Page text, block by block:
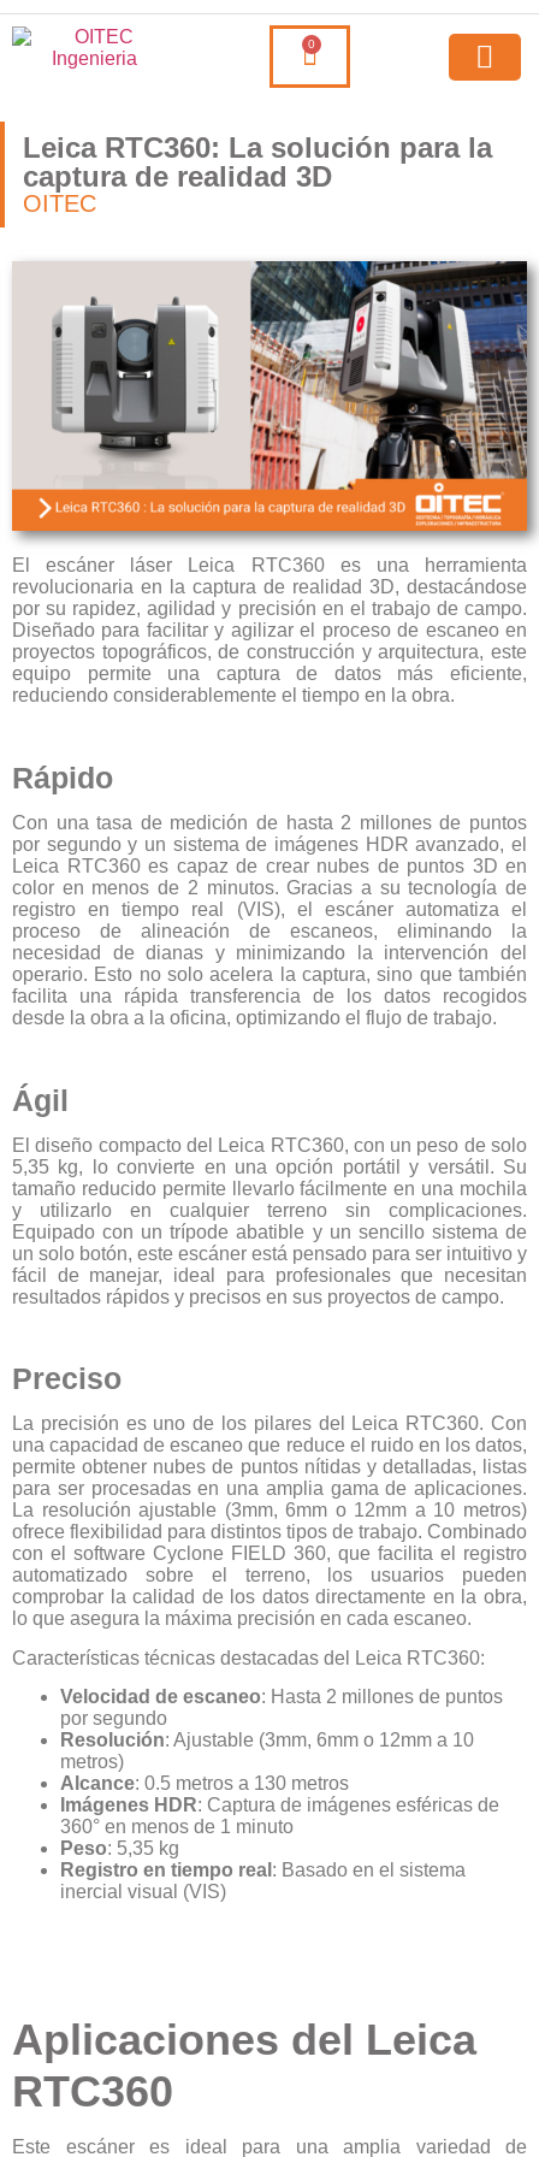
0
Leica RTC360: La solución para la
captura de realidad 3D
OITEC
El escáner láser Leica RTC360 es una herramienta
revolucionaria en la captura de realidad 3D, destacándose
por su rapidez, agilidad y precisión en el trabajo de campo.
Diseñado para facilitar y agilizar el proceso de escaneo en
proyectos topográficos, de construcción y arquitectura, este
equipo permite una captura de datos más eficiente,
reduciendo considerablemente el tiempo en la obra.
Rápido
Con una tasa de medición de hasta 2 millones de puntos
por segundo y un sistema de imágenes HDR avanzado, el
Leica RTC360 es capaz de crear nubes de puntos 3D en
color en menos de 2 minutos. Gracias a su tecnología de
registro en tiempo real (VIS), el escáner automatiza el
proceso de alineación de escaneos, eliminando la
necesidad de dianas y minimizando la intervención del
operario. Esto no solo acelera la captura, sino que también
facilita una rápida transferencia de los datos recogidos
desde la obra a la oficina, optimizando el flujo de trabajo.
Ágil
El diseño compacto del Leica RTC360, con un peso de solo
5,35 kg, lo convierte en una opción portátil y versátil. Su
tamaño reducido permite llevarlo fácilmente en una mochila
y utilizarlo en cualquier terreno sin complicaciones.
Equipado con un trípode abatible y un sencillo sistema de
un solo botón, este escáner está pensado para ser intuitivo y
fácil de manejar, ideal para profesionales que necesitan
resultados rápidos y precisos en sus proyectos de campo.
Preciso
La precisión es uno de los pilares del Leica RTC360. Con
una capacidad de escaneo que reduce el ruido en los datos,
permite obtener nubes de puntos nítidas y detalladas, listas
para ser procesadas en una amplia gama de aplicaciones.
La resolución ajustable (3mm, 6mm o 12mm a 10 metros)
ofrece flexibilidad para distintos tipos de trabajo. Combinado
con el software Cyclone FIELD 360, que facilita el registro
automatizado sobre el terreno, los usuarios pueden
comprobar la calidad de los datos directamente en la obra,
lo que asegura la máxima precisión en cada escaneo.
Características técnicas destacadas del Leica RTC360:
Velocidad de escaneo: Hasta 2 millones de puntos
por segundo
Resolución: Ajustable (3mm, 6mm o 12mm a 10
metros)
Alcance: 0.5 metros a 130 metros
Imágenes HDR: Captura de imágenes esféricas de
360° en menos de 1 minuto
Peso: 5,35 kg
Registro en tiempo real : Basado en el sistema
inercial visual (VIS)
Aplicaciones del Leica
RTC360
Este escáner es ideal para una amplia variedad de